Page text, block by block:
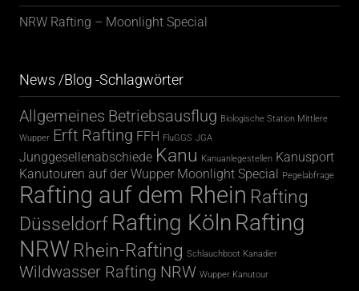
NRW Rafting – Moonlight Special
News /Blog -Schlagwörter
Allgemeines Betriebsausflug Biologische Station Mittlere
Wupper Erft Rafting FFH FluGGS JGA
Junggesellenabschiede Kanu Kanuanlegestellen Kanusport
Kanutouren auf der Wupper Moonlight Special Pegelabfrage
Rafting auf dem Rhein Rafting
Düsseldorf Rafting Köln Rafting
NRW Rhein-Rafting Schlauchboot Kanadier
Wildwasser Rafting NRW Wupper Kanutour